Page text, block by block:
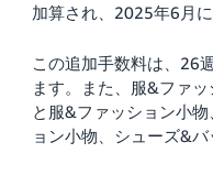
加算され、2025年6月
この追加手数料は、26
ます。また、服&ファ
と服&ファッション小
ョン小物、シューズ&